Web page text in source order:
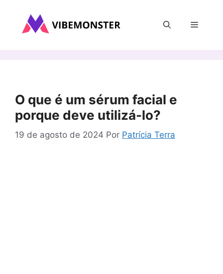
Menu
O que é um sérum facial e
porque deve utilizá-lo?
19 de agosto de 2024 Por Patrícia Terra